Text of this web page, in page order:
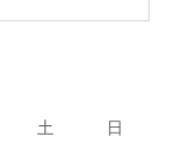
土 日